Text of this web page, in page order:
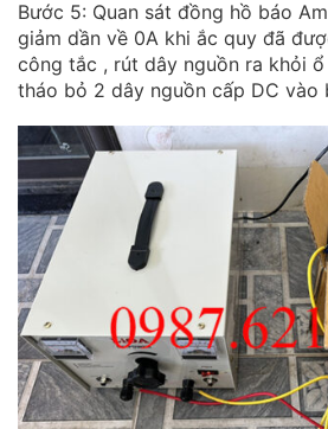
Bước 5: Quan sát đồng hồ báo
giảm dần về 0A khi ắc quy đã
công tắc , rút dây nguồn ra khỏi
tháo bỏ 2 dây nguồn cấp DC vào